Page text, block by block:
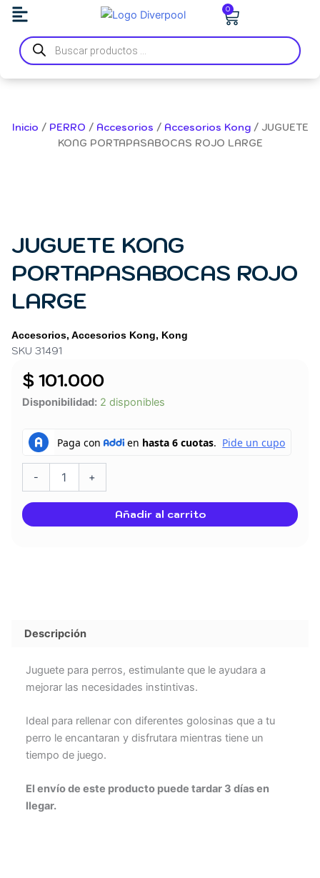
contenido
0
Carrito
Búsqueda
de
productos
Inicio / PERRO / Accesorios / Accesorios Kong/ JUGUETE
KONG PORTAPASABOCAS ROJO LARGE
JUGUETE KONG
PORTAPASABOCAS ROJO
LARGE
Accesorios, Accesorios Kong, Kong
SKU 31491
$101.000
Disponibilidad: 2 disponibles
-
JUGUETE
ROJO
+
Añadir al carrito
Descripción
Juguete para perros, estimulante que le ayudara a
mejorar las necesidades instintivas.
Ideal para rellenar con diferentes golosinas que a tu
perro le encantaran y disfrutara mientras tiene un
tiempo de juego.
El envío de este producto puede tardar 3 días en
llegar.